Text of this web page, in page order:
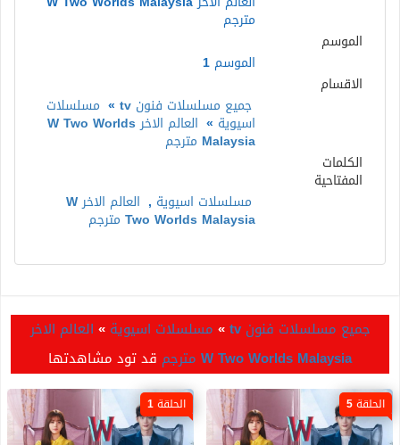
مترجم
الموسم
الموسم 1
الاقسام
جميع مسلسلات فنون tv
» مسلسلات
اسيوية » العالم الاخر W Two Worlds
Malaysia مترجم
الكلمات
المفتاحية
مسلسلات اسيوية , العالم الاخر W
Two Worlds Malaysia مترجم
جميع مسلسلات فنون tv » مسلسلات اسيوية » العالم الاخر
W Two Worlds Malaysia مترجم
قد تود مشاهدتها
الحلقة 5 الحلقة 1